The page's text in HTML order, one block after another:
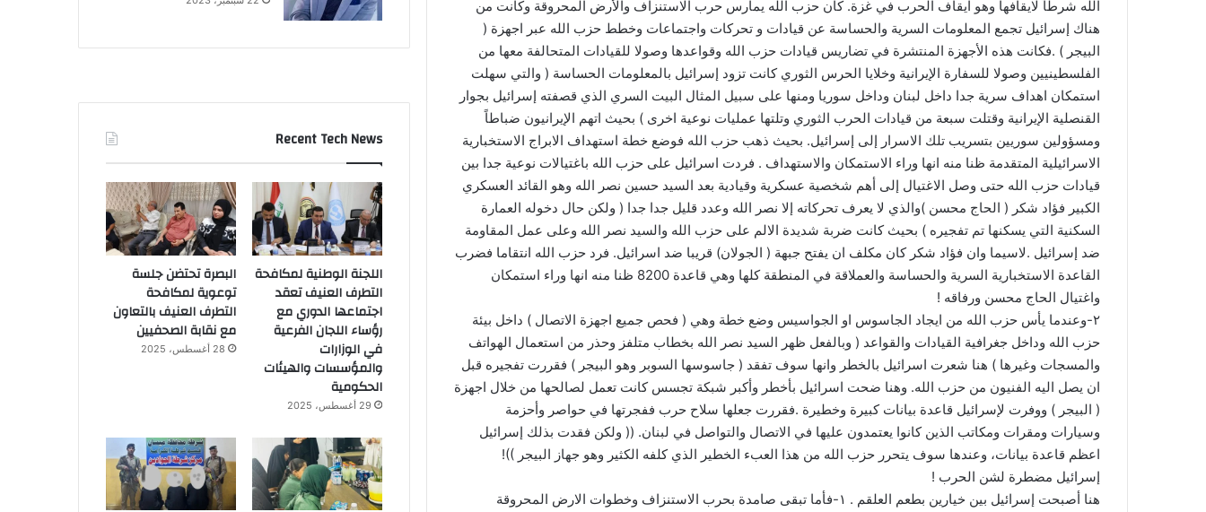
الله شرطاً لايقافها وهو ايقاف الحرب في غزة. كان حزب الله يمارس حرب الاستنزاف والأرض المحروقة وكانت من
هناك إسرائيل تجمع المعلومات السرية والحساسة عن قيادات و تحركات واجتماعات وخطط حزب الله عبر اجهزة (
البيجر ) .فكانت هذه الأجهزة المنتشرة في تضاريس قيادات حزب الله وقواعدها وصولا للقيادات المتحالفة معها من
الفلسطينيين وصولا للسفارة الإيرانية وخلايا الحرس الثوري كانت تزود إسرائيل بالمعلومات الحساسة ( والتي سهلت
استمكان اهداف سرية جدا داخل لبنان وداخل سوريا ومنها على سبيل المثال البيت السري الذي قصفته إسرائيل بجوار
القنصلية الإيرانية وقتلت سبعة من قيادات الحرب الثوري وتلتها عمليات نوعية اخرى ) بحيث اتهم الإيرانيون ضباطاً
ومسؤولين سوريين بتسريب تلك الاسرار إلى إسرائيل. بحيث ذهب حزب الله فوضع خطة استهداف الابراج الاستخبارية
الاسرائيلية المتقدمة ظنا منه انها وراء الاستمكان والاستهداف . فردت اسرائيل على حزب الله باغتيالات نوعية جدا بين
قيادات حزب الله حتى وصل الاغتيال إلى أهم شخصية عسكرية وقيادية بعد السيد حسين نصر الله وهو القائد العسكري
الكبير فؤاد شكر ( الحاج محسن )والذي لا يعرف تحركاته إلا نصر الله وعدد قليل جدا جدا ( ولكن حال دخوله العمارة
السكنية التي يسكنها تم تفجيره ) بحيث كانت ضربة شديدة الالم على حزب الله والسيد نصر الله وعلى عمل المقاومة
ضد إسرائيل .لاسيما وان فؤاد شكر كان مكلف ان يفتح جبهة ( الجولان) قريبا ضد اسرائيل. فرد حزب الله انتقاما فضرب
القاعدة الاستخبارية السرية والحساسة والعملاقة في المنطقة كلها وهي قاعدة 8200 ظنا منه انها وراء استمكان
واغتيال الحاج محسن ورفاقه !
٢-وعندما يأس حزب الله من ايجاد الجاسوس او الجواسيس وضع خطة وهي ( فحص جميع اجهزة الاتصال ) داخل بيئة
حزب الله وداخل جغرافية القيادات والقواعد ( وبالفعل ظهر السيد نصر الله بخطاب متلفز وحذر من استعمال الهواتف
والمسجات وغيرها ) هنا شعرت اسرائيل بالخطر وانها سوف تفقد ( جاسوسها السوبر وهو البيجر ) فقررت تفجيره قبل
ان يصل اليه الفنيون من حزب الله. وهنا ضحت اسرائيل بأخطر وأكبر شبكة تجسس كانت تعمل لصالحها من خلال اجهزة
( البيجر ) ووفرت لإسرائيل قاعدة بيانات كبيرة وخطيرة .فقررت جعلها سلاح حرب ففجرتها في حواصر وأحزمة
وسيارات ومقرات ومكاتب الذين كانوا يعتمدون عليها في الاتصال والتواصل في لبنان. (( ولكن فقدت بذلك إسرائيل
اعظم قاعدة بيانات، وعندها سوف يتحرر حزب الله من هذا العبء الخطير الذي كلفه الكثير وهو جهاز البيجر ))!
إسرائيل مضطرة لشن الحرب !
هنا أصبحت إسرائيل بين خيارين بطعم العلقم . ١-فأما تبقى صامدة بحرب الاستنزاف وخطوات الارض المحروقة
Recent Tech News
اللجنة الوطنية لمكافحة
التطرف العنيف تعقد
اجتماعها الدوري مع
رؤساء اللجان الفرعية
في الوزارات
والمؤسسات والهيئات
الحكومية
29 أغسطس، 2025
البصرة تحتضن جلسة
توعوية لمكافحة
التطرف العنيف بالتعاون
مع نقابة الصحفيين
28 أغسطس، 2025